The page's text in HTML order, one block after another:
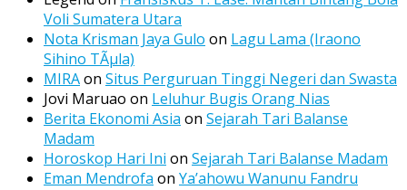
Voli Sumatera Utara
Nota Krisman Jaya Gulo on Lagu Lama (Iraono
Sihino TÃµla)
MIRAon Situs Perguruan Tinggi Negeri dan Swasta
Jovi Maruao on Leluhur Bugis Orang Nias
Berita Ekonomi Asia on Sejarah Tari Balanse
Madam
Horoskop Hari Ini on Sejarah Tari Balanse Madam
Eman Mendrofa on Ya’ahowu Wanunu Fandru